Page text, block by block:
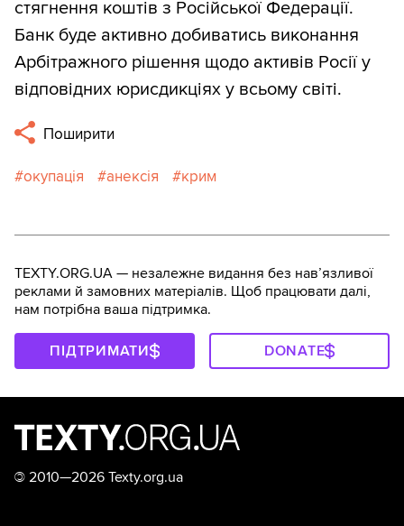
стягнення коштів з Російської Федерації.
Банк буде активно добиватись виконання
Арбітражного рішення щодо активів Росії у
відповідних юрисдикціях у всьому світі.
Поширити
окупація анексія крим
TEXTY.ORG.UA — незалежне видання без навʼязливої
реклами й замовних матеріалів. Щоб працювати далі,
нам потрібна ваша підтримка.
ПІДТРИМАТИ DONATE
© 2010—2026 Texty.org.ua